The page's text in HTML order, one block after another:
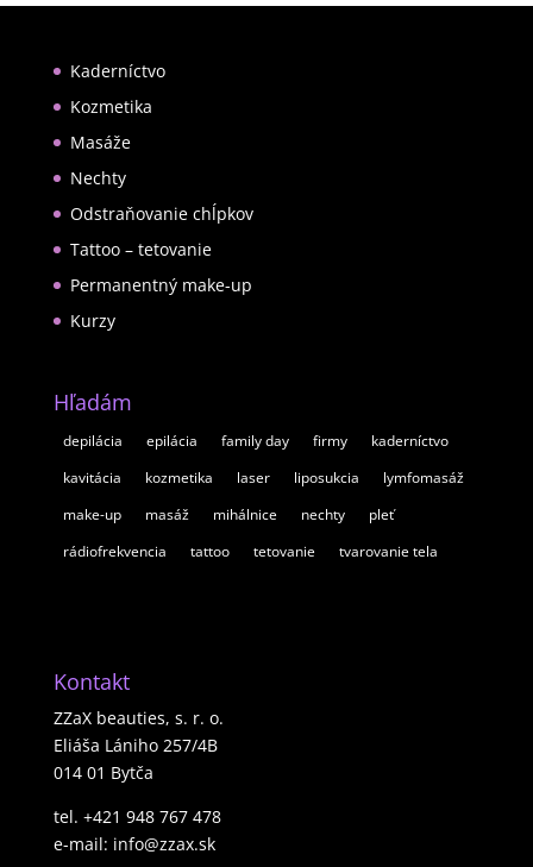
Kaderníctvo
Kozmetika
Masáže
Nechty
Odstraňovanie chĺpkov
Tattoo – tetovanie
Permanentný make-up
Kurzy
Hľadám
depilácia epilácia family day firmy
kaderníctvo
kavitácia
kozmetika laser liposukcia
lymfomasáž
make-up
masáž mihálnice nechty
pleť
rádiofrekvencia
tattoo tetovanie tvarovanie tela
Kontakt
ZZaX beauties, s. r. o.
Eliáša Lániho 257/4B
014 01 Bytča
tel. +421 948 767 478
e-mail: info@zzax.sk